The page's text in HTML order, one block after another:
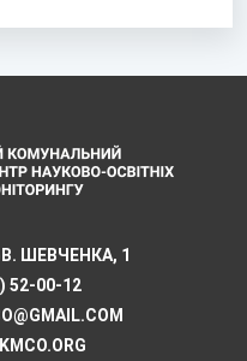
ШЕВЧЕНКА, 1
52-00-12